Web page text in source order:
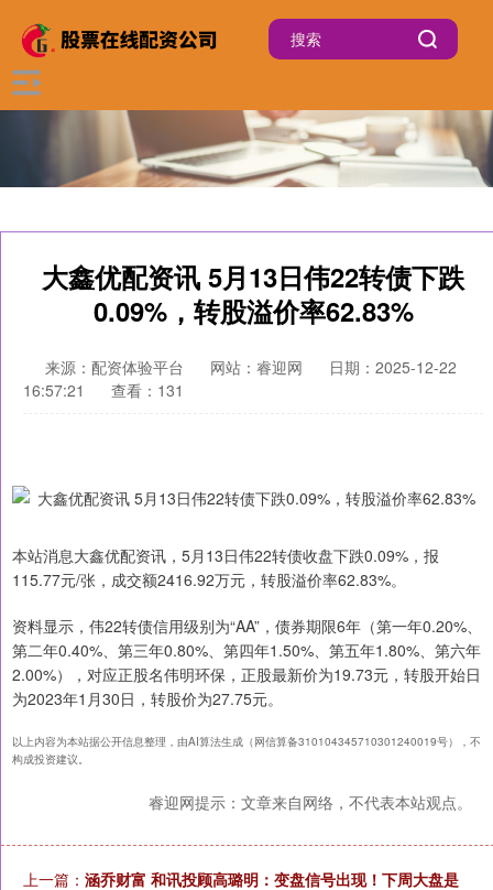
大鑫优配资讯 5月13日伟22转债下跌
0.09%，转股溢价率62.83%
来源：配资体验平台 网站：睿迎网
日期：2025-12-22
16:57:21
查看：131
本站消息大鑫优配资讯，5月13日伟22转债收盘下跌0.09%，报
115.77元/张，成交额2416.92万元，转股溢价率62.83%。
资料显示，伟22转债信用级别为“AA”，债券期限6年（第一年0.20%、
第二年0.40%、第三年0.80%、第四年1.50%、第五年1.80%、第六年
2.00%），对应正股名伟明环保，正股最新价为19.73元，转股开始日
为2023年1月30日，转股价为27.75元。
以上内容为本站据公开信息整理，由AI算法生成（网信算备310104345710301240019号），不
构成投资建议。
睿迎网提示：文章来自网络，不代表本站观点。
上一篇： 涵乔财富 和讯投顾高璐明：变盘信号出现！下周大盘是